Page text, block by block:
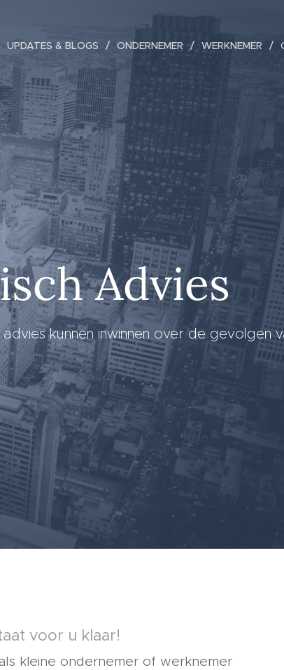
UPDATES & BLOGS ONDERNEMER WERKNEMER
Advies
kunnen inwinnen over de gevolgen
voor u klaar!
kleine ondernemer of werknemer